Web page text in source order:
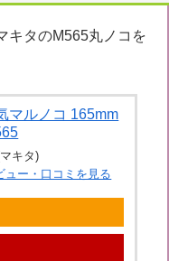
キタのM565丸ノコを
マルノコ 165mm
キタ)
ュー・口コミを見る